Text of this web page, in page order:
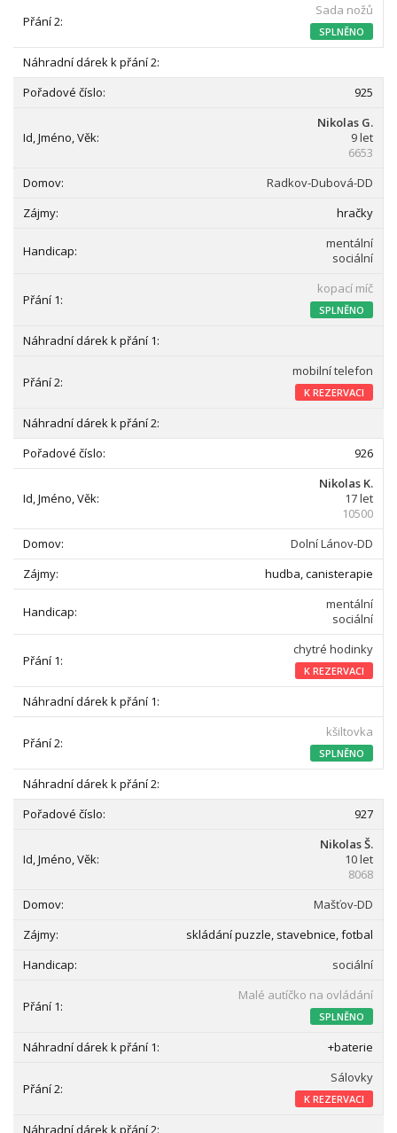
Sada nožů
SPLNĚNO
925
Nikolas G.
9 let
6653
Radkov-Dubová-DD
hračky
mentální
sociální
kopací míč
SPLNĚNO
mobilní telefon
K REZERVACI
926
Nikolas K.
17 let
10500
Dolní Lánov-DD
hudba, canisterapie
mentální
sociální
chytré hodinky
K REZERVACI
kšiltovka
SPLNĚNO
927
Nikolas Š.
10 let
8068
Mašťov-DD
skládání puzzle, stavebnice, fotbal
sociální
Malé autíčko na ovládání
SPLNĚNO
+baterie
Sálovky
K REZERVACI